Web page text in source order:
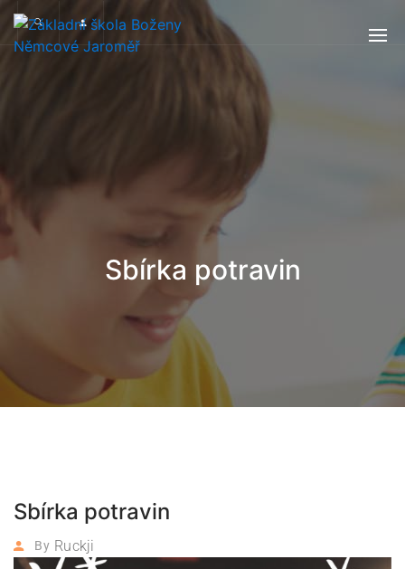
Sbírka potravin
Sbírka potravin
By Ruckji